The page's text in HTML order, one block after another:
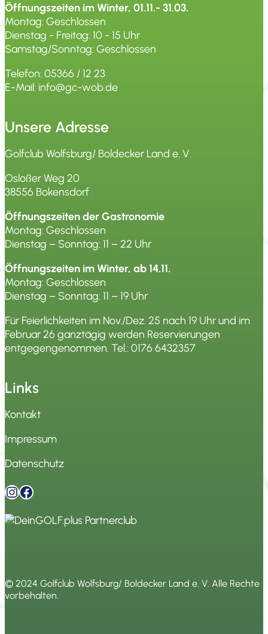
Öffnungszeiten im Winter, 01.11.- 31.03.
Montag: Geschlossen
Dienstag - Freitag: 10 - 15 Uhr
Samstag/Sonntag: Geschlossen
Telefon: 05366 / 12 23
E-Mail: info@gc-wob.de
Unsere Adresse
Golfclub Wolfsburg/ Boldecker Land e. V.
Osloßer Weg 20
38556 Bokensdorf
Öffnungszeiten der Gastronomie
Montag: Geschlossen
Dienstag – Sonntag: 11 – 22 Uhr
Öffnungszeiten im Winter, ab 14.11.
Montag: Geschlossen
Dienstag – Sonntag: 11 – 19 Uhr
Für Feierlichkeiten im Nov./Dez. 25 nach 19 Uhr und im
Februar 26 ganztägig werden Reservierungen
entgegengenommen. Tel.: 0176 6432357
Links
Kontakt
Impressum
Datenschutz
Instagram
Facebook
© 2024 Golfclub Wolfsburg/ Boldecker Land e. V . Alle Rechte
vorbehalten.